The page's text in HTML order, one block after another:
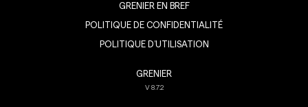
GRENIER EN BREF
POLITIQUE DE CONFIDENTIALITÉ
POLITIQUE D’UTILISATION
GRENIER
V8.7.2